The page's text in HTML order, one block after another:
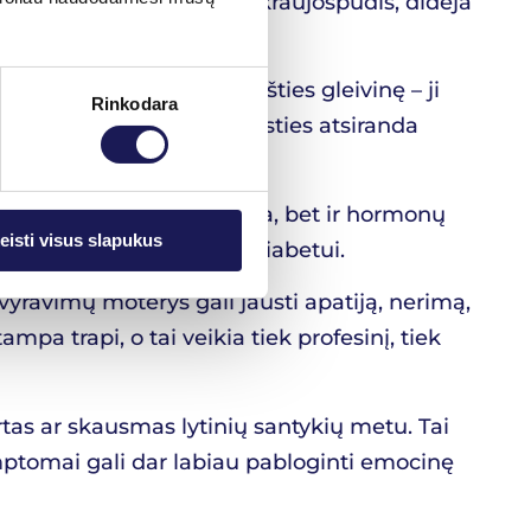
Rinkodara
visus slapukus
šlapimo pūslės ir makšties gleivinę – ji
Dėl šios pačios priežasties atsiranda
medžiagų apykaita, bet ir hormonų
širdies ligoms bei diabetui.
moterys gali jausti apatiją, nerimą,
trapi, o tai veikia tiek profesinį, tiek
ar skausmas lytinių santykių metu. Tai
gali dar labiau pabloginti emocinę